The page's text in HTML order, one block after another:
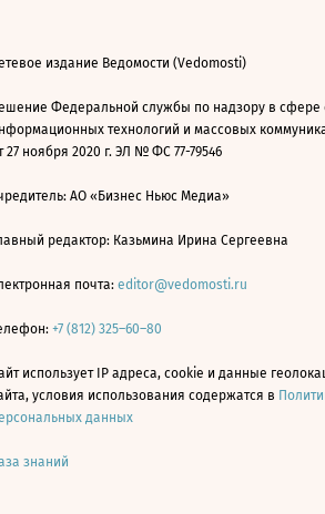
издание Ведомости (Vedomosti)
Федеральной службы по надзору в сфере
технологий и массовых
27 ноября 2020 г. ЭЛ № ФС 77-79546
АО «Бизнес Ньюс Медиа»
редактор: Казьмина Ирина Сергеевна
почта: editor@vedomosti.ru
+7 (812) 325–60–80
использует IP адреса, cookie и данные
условия использования содержатся в
данных
знаний